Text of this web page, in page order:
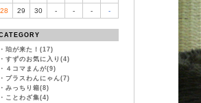
28
29 30 - - - -
・ 珀が来た！(17)
・ すずのお気に入り(4)
・ ４コマまんが(9)
・ プラスわんにゃん(7)
・ みっちり箱(8)
・ ことわざ集(4)